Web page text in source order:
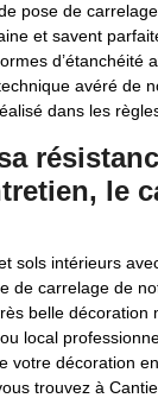
pose de
et savent
d’étanchéité
avéré de
dans les règles
le
sols intérieurs
de carrelage de
belle décoration
local
votre décoration
trouvez à